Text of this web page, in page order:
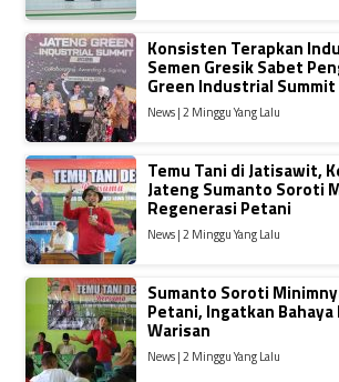
Konsisten Terapkan
Semen Gresik Sabet
Green Industrial Summit
News | 2 Minggu Yang Lalu
Temu Tani di Jatisawit,
Jateng Sumanto Soroti
Regenerasi Petani
News | 2 Minggu Yang Lalu
Sumanto Soroti
Petani, Ingatkan
Warisan
News | 2 Minggu Yang Lalu